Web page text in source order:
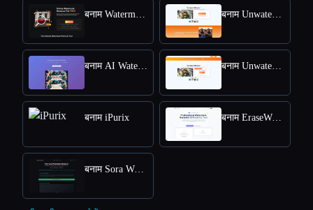
बनाम iPurix बनाम EraseWatermarkAI
बनाम Sora Watermark Remover